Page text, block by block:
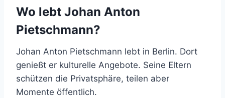
Wo lebt Johan Anton
Pietschmann?
Johan Anton Pietschmann lebt in Berlin. Dort
genießt er kulturelle Angebote. Seine Eltern
schützen die Privatsphäre, teilen aber
Momente öffentlich.